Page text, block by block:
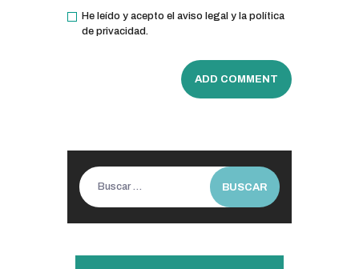
He leído y acepto el aviso legal y la política
de privacidad.
Buscar: